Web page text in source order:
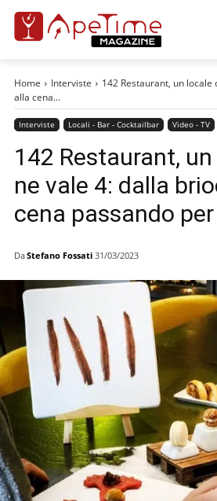
Home Interviste
142 Restaurant, un locale
alla cena...
Interviste Locali - Bar - Cocktailbar Video - TV
142 Restaurant,
ne vale 4: dalla
cena passando
DaStefano Fossati 31/03/2023